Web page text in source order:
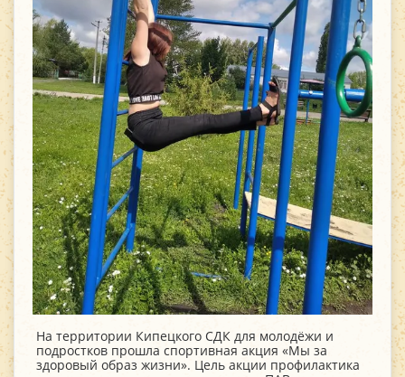
На территории Кипецкого СДК для молодёжи и
подростков прошла спортивная акция «Мы за
здоровый образ жизни». Цель акции профилактика